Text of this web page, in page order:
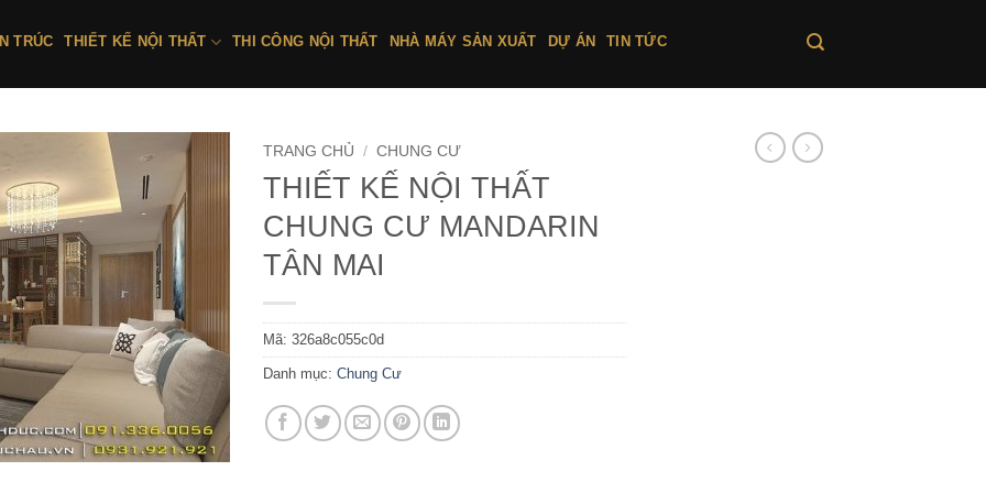
TRÚC THIẾT KẾ NỘI THẤT THI CÔNG NỘI THẤT NHÀ MÁY SẢN XUẤT DỰ ÁN TIN TỨC
TRANG CHỦ / CHUNG CƯ
THIẾT KẾ NỘI THẤT
CHUNG CƯ MANDARIN
TÂN MAI
Mã: 326a8c055c0d
Danh mục: Chung Cư